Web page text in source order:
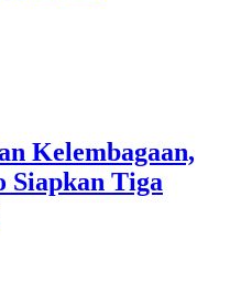
Kelembagaan,
Siapkan Tiga